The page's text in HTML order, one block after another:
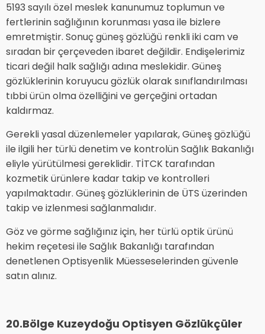
5193 sayılı özel meslek kanunumuz toplumun ve
fertlerinin sağlığının korunması yasa ile bizlere
emretmiştir. Sonuç güneş gözlüğü renkli iki cam ve
sıradan bir çerçeveden ibaret değildir. Endişelerimiz
ticari değil halk sağlığı adına meslekidir. Güneş
gözlüklerinin koruyucu gözlük olarak sınıflandırılması
tıbbi ürün olma özelliğini ve gerçeğini ortadan
kaldırmaz.
Gerekli yasal düzenlemeler yapılarak, Güneş gözlüğü
ile ilgili her türlü denetim ve kontrolün Sağlık Bakanlığı
eliyle yürütülmesi gereklidir. TİTCK tarafından
kozmetik ürünlere kadar takip ve kontrolleri
yapılmaktadır. Güneş gözlüklerinin de ÜTS üzerinden
takip ve izlenmesi sağlanmalıdır.
Göz ve görme sağlığınız için, her türlü optik ürünü
hekim reçetesi ile Sağlık Bakanlığı tarafından
denetlenen Optisyenlik Müesseselerinden güvenle
satın alınız.
20.Bölge Kuzeydoğu Optisyen Gözlükçüler